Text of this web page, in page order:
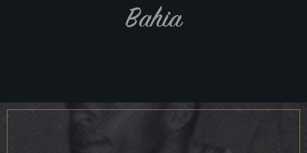
Bahia